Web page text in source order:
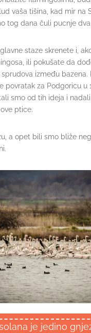
vaša tišina, kad mir na
tog dana čuli pucnje
staze skrenete i,
ili pokušate da
između bazena.
povratak za Podgoricu u
smo od tih ideja i
ptice.
a opet bili smo bliže
je jedino